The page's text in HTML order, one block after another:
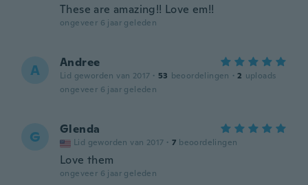
These are amazing!! Love em!!
ongeveer 6 jaar geleden
A Andree
Lid geworden van 2017 · 53 beoordelingen · 2 uploads
ongeveer 6 jaar geleden
G Glenda
Lid geworden van 2017 · 7 beoordelingen
Love them
ongeveer 6 jaar geleden